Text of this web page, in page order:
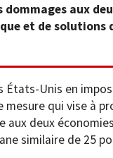
aux
et de solutions
États-Unis en
mesure qui vise à
deux
similaire de 25